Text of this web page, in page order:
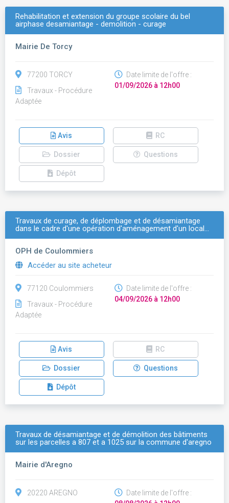
Rehabilitation et extension du groupe scolaire du bel
airphase desamiantage - demolition - curage
Mairie De Torcy
77200 TORCY
Travaux - Procédure
Adaptée
Date limite de l'offre :
01/09/2026 à 12h00
Avis RC
Dossier Questions
Dépôt
Travaux de curage, de déplombage et de désamiantage
dans le cadre d'une opération d'aménagement d'un local…
OPH de Coulommiers
Accéder au site acheteur
77120 Coulommiers
Travaux - Procédure
Adaptée
Date limite de l'offre :
04/09/2026 à 12h00
Avis RC
Dossier Questions
Dépôt
Travaux de désamiantage et de démolition des bâtiments
sur les parcelles a 807 et a 1025 sur la commune d'aregno
Mairie d'Aregno
20220 AREGNO
Date limite de l'offre :